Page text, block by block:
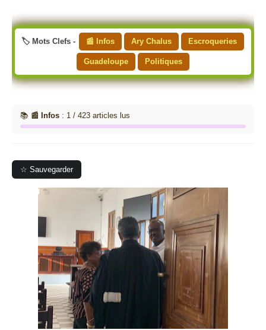
🏷️ Mots Clefs - 📰 Infos Ary Chalus Escroqueries
Guadeloupe Politiques
📚 📰 Infos : 1 / 423 articles lus
☆ Sauvegarder